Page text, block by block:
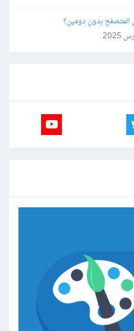
بدون دومين؟